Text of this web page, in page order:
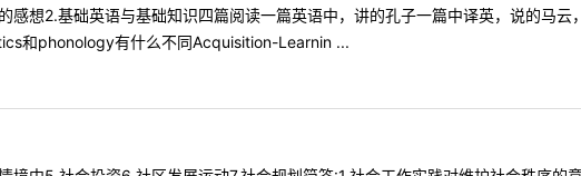
想2.基础英语与基础知识四篇阅读一篇英语中，讲的孔子一篇中译英，说的马云
和phonology有什么不同Acquisition-Learnin ...